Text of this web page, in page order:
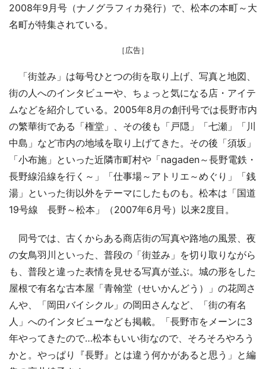
2008年9月号（ナノグラフィカ発行）で、松本の本町～大
名町が特集されている。
［広告］
「街並み」は毎号ひとつの街を取り上げ、写真と地図、
街の人へのインタビューや、ちょっと気になる店・アイテ
ムなどを紹介している。2005年8月の創刊号では長野市内
の繁華街である「権堂」、その後も「戸隠」「七瀬」「川
中島」など市内の地域を取り上げてきた。その後「須坂」
「小布施」といった近隣市町村や「nagaden～長野電鉄・
長野線沿線を行く～」「仕事場～アトリエ～めぐり」「銭
湯」といった街以外をテーマにしたものも。松本は「国道
19号線 長野～松本」（2007年6月号）以来2度目。
同号では、古くからある商店街の写真や路地の風景、夜
の女鳥羽川といった、普段の「街並み」を切り取りながら
も、普段と違った表情を見せる写真が並ぶ。城の形をした
屋根で有名な古本屋「青翰堂（せいかんどう）」の花岡さ
んや、「岡田バイシクル」の岡田さんなど、「街の有名
人」へのインタビューなども掲載。「長野市をメーンに3
年やってきたので…松本もいい街なので、そろそろやろう
かと。やっぱり『長野』とは違う何かがあると思う」と編